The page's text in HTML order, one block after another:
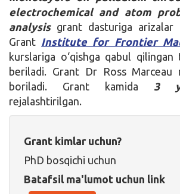
electrochemical and atom
analysis grant dasturiga arizalar
Grant Institute for Frontier
kurslariga o‘qishga qabul qilingan
beriladi. Grant Dr Ross Marceau
boriladi. Grant kamida 3
rejalashtirilgan.
Grant kimlar uchun?
PhD bosqichi uchun
Batafsil ma'lumot uchun link